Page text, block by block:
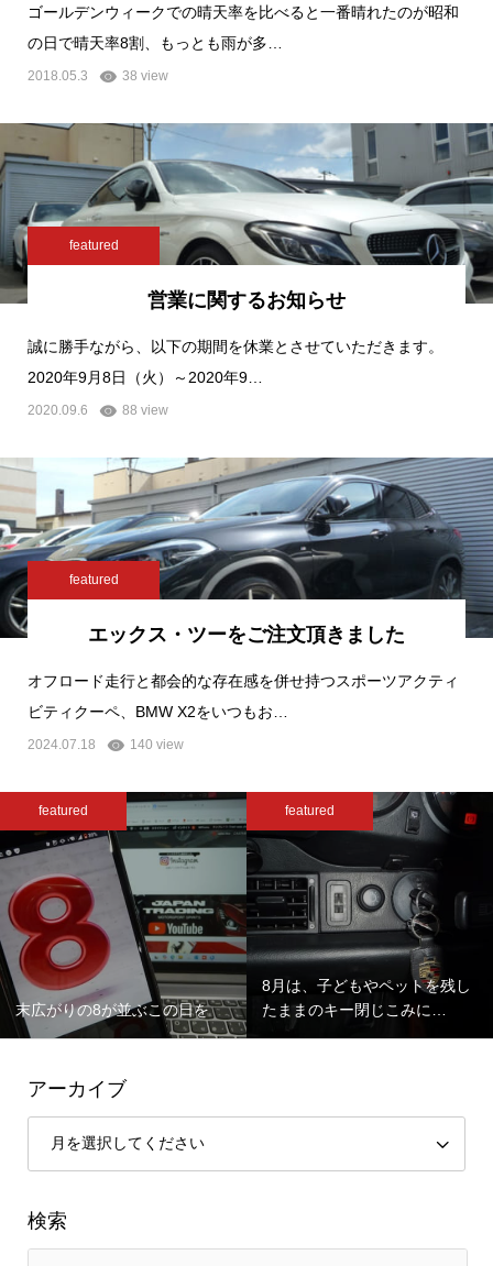
ゴールデンウィークでの晴天率を比べると一番晴れたのが昭和
の日で晴天率8割、もっとも雨が多…
2018.05.3 38 view
featured
営業に関するお知らせ
誠に勝手ながら、以下の期間を休業とさせていただきます。
2020年9月8日（火）～2020年9…
2020.09.6 88 view
featured
エックス・ツーをご注文頂きました
オフロード走行と都会的な存在感を併せ持つスポーツアクティ
ビティクーペ、BMW X2をいつもお…
2024.07.18 140 view
featured
末広がりの8が並ぶこの日を
featured
8月は、子どもやペットを残し
たままのキー閉じこみに…
アーカイブ
検索